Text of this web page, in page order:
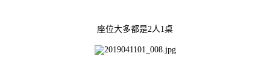
座位大多都是2人1桌